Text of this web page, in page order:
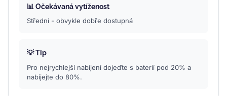
📊 Očekávaná vytíženost
Střední - obvykle dobře dostupná
💡 Tip
Pro nejrychlejší nabíjení dojeďte s baterií pod 20% a
nabíjejte do 80%.